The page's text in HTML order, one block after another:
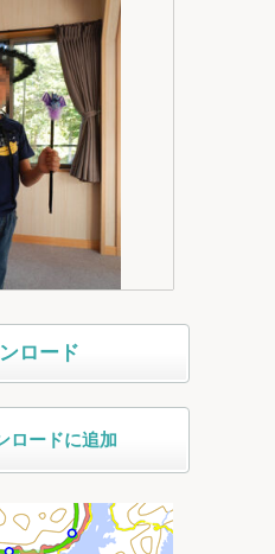
ロード
ロードに追加